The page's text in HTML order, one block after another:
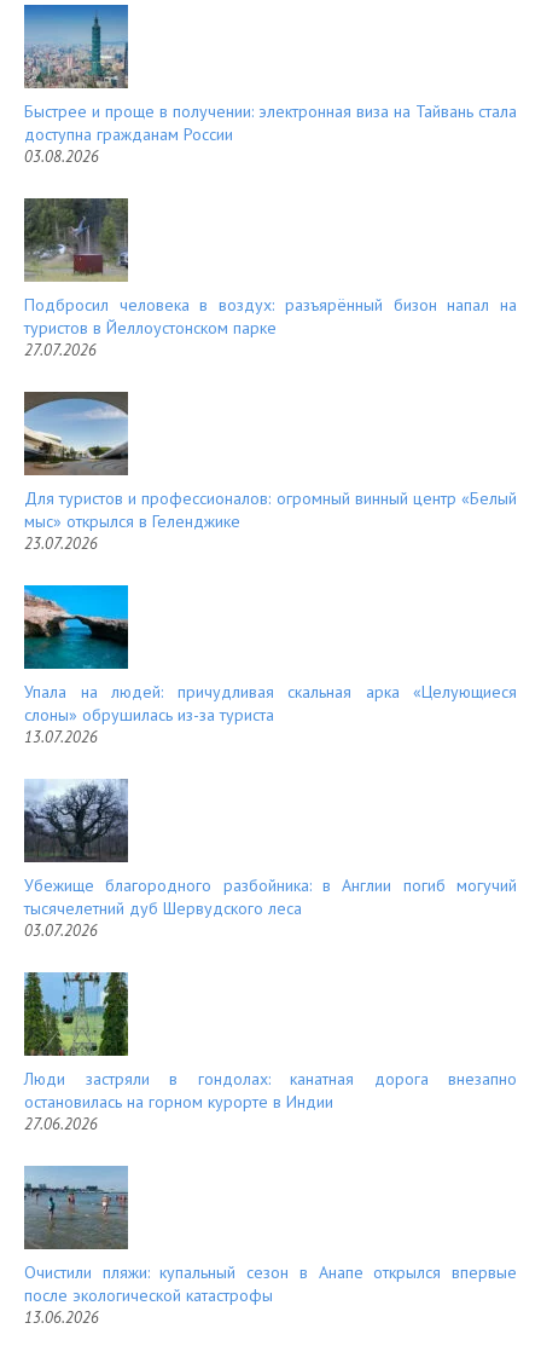
Быстрее и проще в получении: электронная виза на Тайвань стала
доступна гражданам России
03.08.2026
Подбросил человека в воздух: разъярённый бизон напал на
туристов в Йеллоустонском парке
27.07.2026
Для туристов и профессионалов: огромный винный центр «Белый
мыс» открылся в Геленджике
23.07.2026
Упала на людей: причудливая скальная арка «Целующиеся
слоны» обрушилась из-за туриста
13.07.2026
Убежище благородного разбойника: в Англии погиб могучий
тысячелетний дуб Шервудского леса
03.07.2026
Люди застряли в гондолах: канатная дорога внезапно
остановилась на горном курорте в Индии
27.06.2026
Очистили пляжи: купальный сезон в Анапе открылся впервые
после экологической катастрофы
13.06.2026